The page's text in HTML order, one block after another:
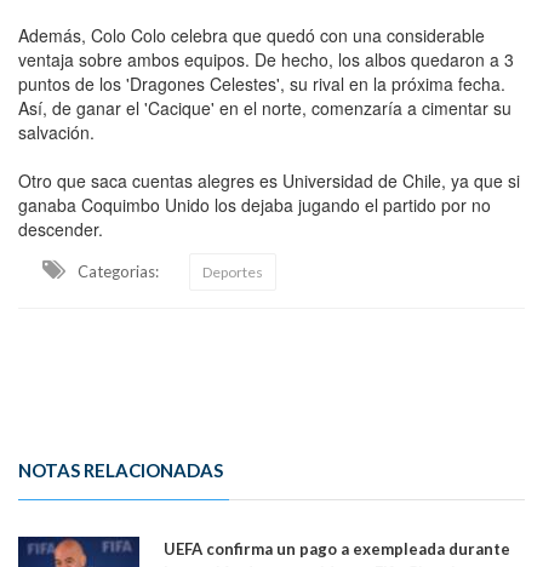
Además, Colo Colo celebra que quedó con una considerable
ventaja sobre ambos equipos. De hecho, los albos quedaron a 3
puntos de los 'Dragones Celestes', su rival en la próxima fecha.
Así, de ganar el 'Cacique' en el norte, comenzaría a cimentar su
salvación.
Otro que saca cuentas alegres es Universidad de Chile, ya que si
ganaba Coquimbo Unido los dejaba jugando el partido por no
descender.
Categorias: Deportes
NOTAS RELACIONADAS
UEFA confirma un pago a exempleada durante